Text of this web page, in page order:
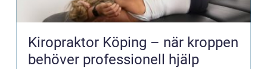
Kiropraktor Köping – när kroppen
behöver professionell hjälp